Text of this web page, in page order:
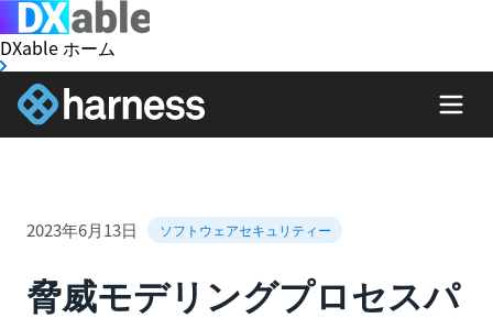
DXable ホーム
2023年6月13日 ソフトウェアセキュリティー
脅威モデリングプロセスパ